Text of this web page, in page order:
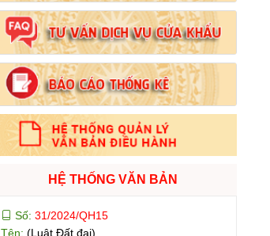
HỆ THỐNG VĂN BẢN
Tên:(Kế hoạch triển khai thi hành Luật Đất
đai năm 2024)
Ngày ban hành: (21/08/2024)
Số: 71/2024/NĐ-CP
Tên:(Nghị định Quy định về giá đất)
Ngày ban hành: (21/08/2024)
Số:31/2024/QH15
(Luật Đất đai)